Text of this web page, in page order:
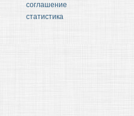
соглашение
статистика